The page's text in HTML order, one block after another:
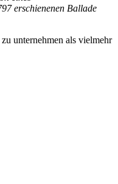
erschienenen Ballade
unternehmen als vielmehr